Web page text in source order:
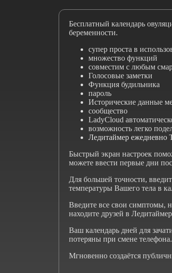
Бесплатный календарь
беременности.
супер проста в
множество функций
совместим с любым
Голосовые заметки
Функция будильника
пароль
Исторические данные
сообщество
LadyCloud
возможность легко
Ледитаймер ежедневно
Быстрый экран настроек
можете ввести первые дни
Для большей точности,
температуры Вашего тела в
Введите все свои симптомы,
находите друзей в
Ваш календарь дней для
потеряны при смене телефона.
Мгновенно создаётся